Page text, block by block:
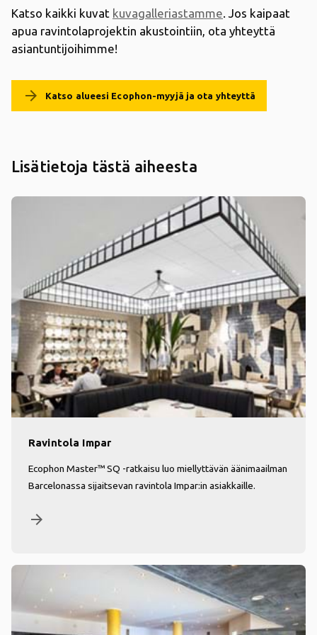
Katso kaikki kuvat kuvagalleriastamme. Jos kaipaat
apua ravintolaprojektin akustointiin, ota yhteyttä
asiantuntijoihimme!
arrow_forward Katso alueesi Ecophon-myyjä ja ota yhteyttä
Lisätietoja tästä aiheesta
Ravintola Impar
Ecophon Master™ SQ -ratkaisu luo miellyttävän äänimaailman
Barcelonassa sijaitsevan ravintola Impar:in asiakkaille.
arrow_forward